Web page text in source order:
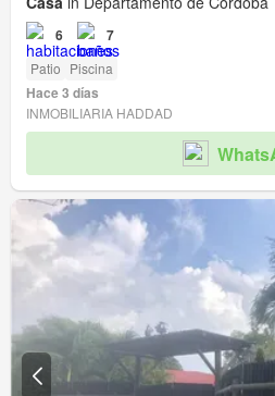
6 7
Patio Piscina
Hace 3 días
INMOBILIARIA HADDAD